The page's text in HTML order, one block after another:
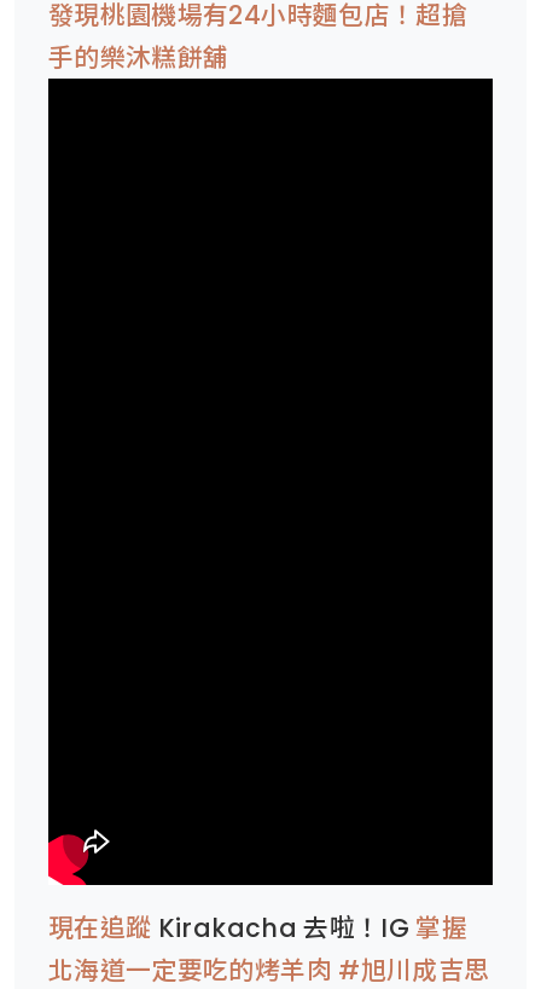
發現桃園機場有24小時麵包店！超搶
手的樂沐糕餅舖
現在追蹤 Kirakacha 去啦！IG 掌握
北海道一定要吃的烤羊肉 #旭川成吉思